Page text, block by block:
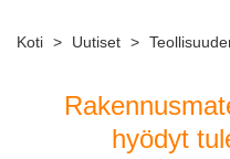
Koti > Uutiset >
hyödyt